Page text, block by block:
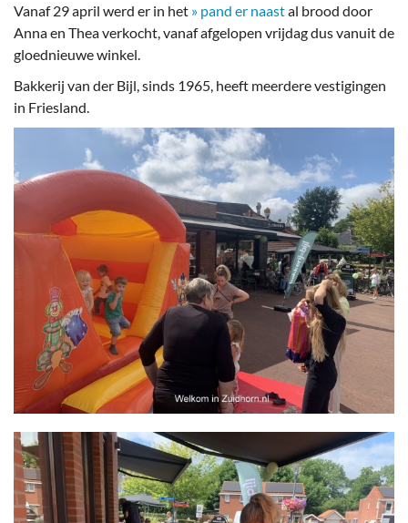
Vanaf 29 april werd er in het » pand er naastal brood door
Anna en Thea verkocht, vanaf afgelopen vrijdag dus vanuit de
gloednieuwe winkel.
Bakkerij van der Bijl, sinds 1965, heeft meerdere vestigingen
in Friesland.